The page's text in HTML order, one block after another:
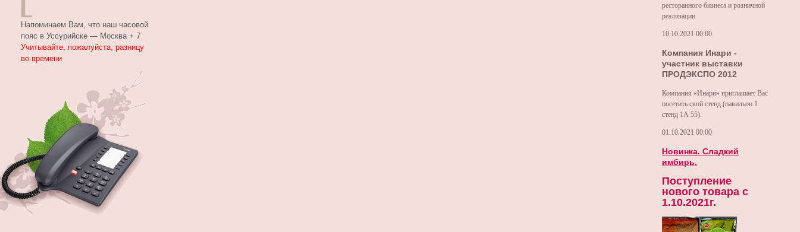
Напоминаем Вам, что наш часовой
пояс в Уссурийске — Москва + 7
Учитывайте, пожалуйста, разницу
во времени
ресторанного бизнеса и розничной
реализации
10.10.2021 00:00
Компания Инари -
участник выставки
ПРОДЭКСПО 2012
Компания «Инари» приглашает Вас
посетить свой стенд (павильон 1
стенд 1А 55).
01.10.2021 00:00
Новинка. Сладкий
имбирь.
Поступление
нового товара с
1.10.2021г.